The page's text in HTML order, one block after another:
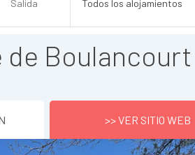
de Boulancourt
>> VER SITIO WEB